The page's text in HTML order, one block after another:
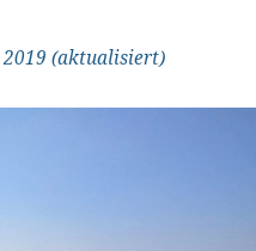
(aktualisiert)